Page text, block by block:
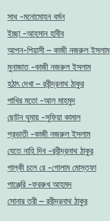
সাধ -মনোমোহন বর্মন
ইচ্ছা -আহসান হাবীব
আপন-পিয়াসী – কাজী নজরুল ইসলাম
মুনাজাত -কাজী নজরুল ইসলাম
হঠাৎ দেখা – রবীন্দ্রনাথ ঠাকুর
পাখির মতো -আল মাহমুদ
ছোটন ঘুমায় -সুফিয়া কামাল
প্রভাতী -কাজী নজরুল ইসলাম
যেতে নাহি দিব -রবীন্দ্রনাথ ঠাকুর
পাল্কী চলে রে -গোলাম মোস্তফা
পাঞ্জেরি -ফররুখ আহমদ
সোনার তরী – রবীন্দ্রনাথ ঠাকুর